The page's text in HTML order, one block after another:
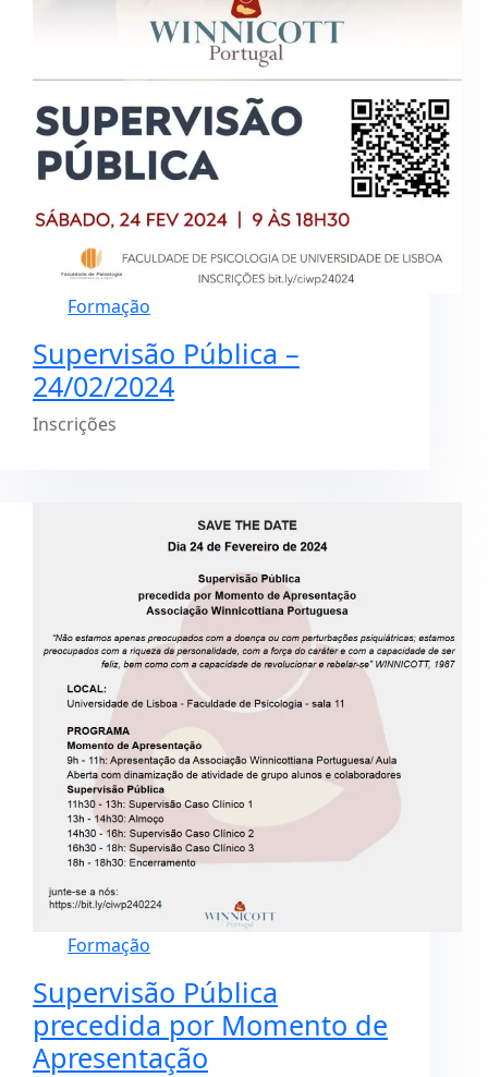
Formação
Supervisão Pública –
24/02/2024
Inscrições
Formação
Supervisão Pública
precedida por Momento de
Apresentação